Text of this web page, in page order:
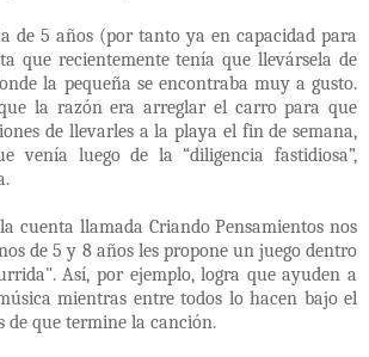
de 5 años (por tanto ya en capacidad para
que recientemente tenía que llevársela de
la pequeña se encontraba muy a gusto.
la razón era arreglar el carro para que
de llevarles a la playa el fin de semana,
venía luego de la “diligencia fastidiosa”,
cuenta llamada Criando Pensamientos nos
de 5 y 8 años les propone un juego dentro
Así, por ejemplo, logra que ayuden a
mientras entre todos lo hacen bajo el
de que termine la canción.